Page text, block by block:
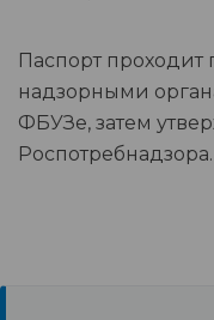
Паспорт проходит
надзорными
ФБУЗе, затем
Роспотребнадзора.